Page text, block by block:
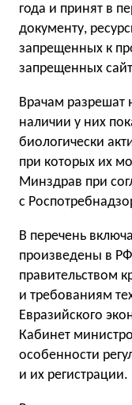
года и принят в
документу,
запрещенных к
запрещенных
Врачам разрешат
наличии у них
биологически
при которых их
Минздрав при
с
В перечень
произведены в
правительством
и требованиям
Евразийского
Кабинет
особенности
и их регистрации.